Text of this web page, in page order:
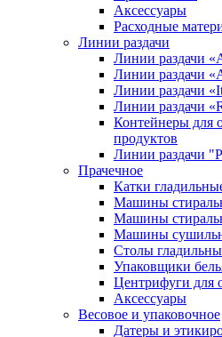
Аксессуары
Расходные
Линии раздачи
Линии раздачи
Линии раздачи
Линии раздачи
Линии раздачи
Контейнеры для
продуктов
Линии раздачи
Прачечное
Катки
Машины
Машины
Машины
Столы
Упаковщики
Центрифуги для
Аксессуары
Весовое и упаковочное
Датеры и